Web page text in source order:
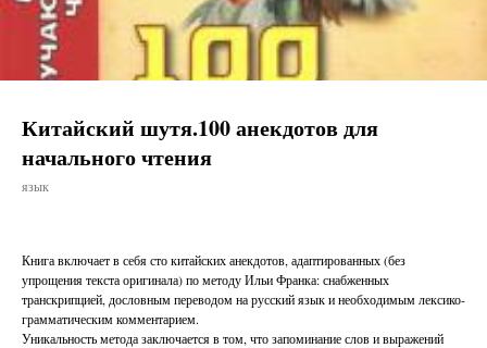
Китайский шутя.100 анекдотов для
начального чтения
язык
Книга включает в себя сто китайских анекдотов, адаптированных (без
упрощения текста оригинала) по методу Ильи Франка: снабженных
транскрипцией, дословным переводом на русский язык и необходимым лексико-
грамматическим комментарием.
Уникальность метода заключается в том, что запоминание слов и выражений